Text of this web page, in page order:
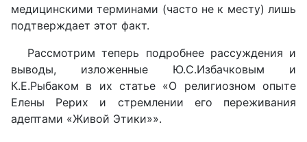
медицинскими терминами (часто не к месту) лишь
подтверждает этот факт.
Рассмотрим теперь подробнее рассуждения и
выводы, изложенные Ю.С.Избачковым и
К.Е.Рыбаком в их статье «О религиозном опыте
Елены Рерих и стремлении его переживания
адептами «Живой Этики»».